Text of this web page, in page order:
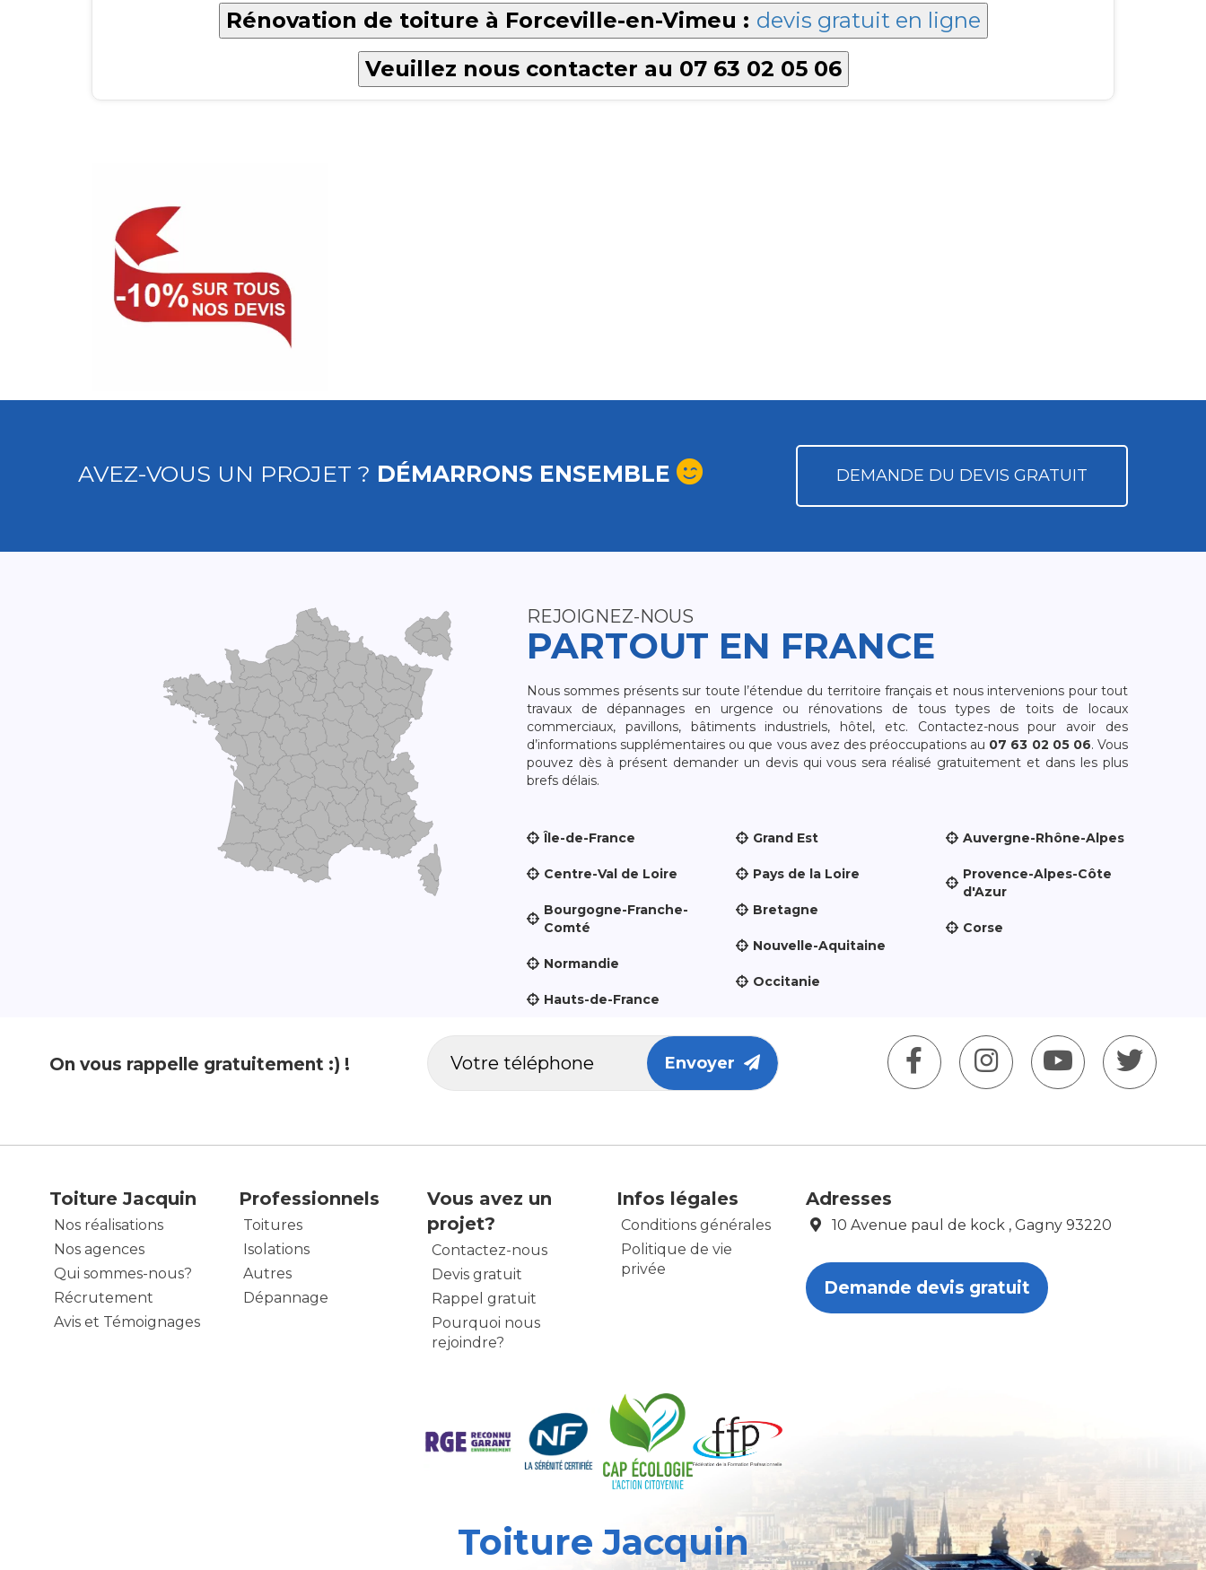
Rénovation de toiture à Forceville-en-Vimeu : devis gratuit en ligne
Veuillez nous contacter au 07 63 02 05 06
AVEZ-VOUS UN PROJET ? DÉMARRONS ENSEMBLE DEMANDE DU DEVIS GRATUIT
REJOIGNEZ-NOUS
PARTOUT EN FRANCE
Nous sommes présents sur toute l’étendue du territoire français et nous intervenions pour tout
travaux de dépannages en urgence ou rénovations de tous types de toits de locaux
commerciaux, pavillons, bâtiments industriels, hôtel, etc. Contactez-nous pour avoir des
d’informations supplémentaires ou que vous avez des préoccupations au 07 63 02 05 06. Vous
pouvez dès à présent demander un devis qui vous sera réalisé gratuitement et dans les plus
brefs délais.
Île-de-France
Centre-Val de Loire
Bourgogne-Franche-
Comté
Normandie
Hauts-de-France
Grand Est
Pays de la Loire
Bretagne
Nouvelle-Aquitaine
Occitanie
Auvergne-Rhône-Alpes
Provence-Alpes-Côte
d'Azur
Corse
On vous rappelle gratuitement :) ! Envoyer
Toiture Jacquin
Nos réalisations
Nos agences
Qui sommes-nous?
Récrutement
Avis et Témoignages
Professionnels
Toitures
Isolations
Autres
Dépannage
Vous avez un
projet?
Contactez-nous
Devis gratuit
Rappel gratuit
Pourquoi nous
rejoindre?
Infos légales
Conditions générales
Politique de vie
privée
Adresses
10 Avenue paul de kock , Gagny 93220
Demande devis gratuit
Toiture Jacquin